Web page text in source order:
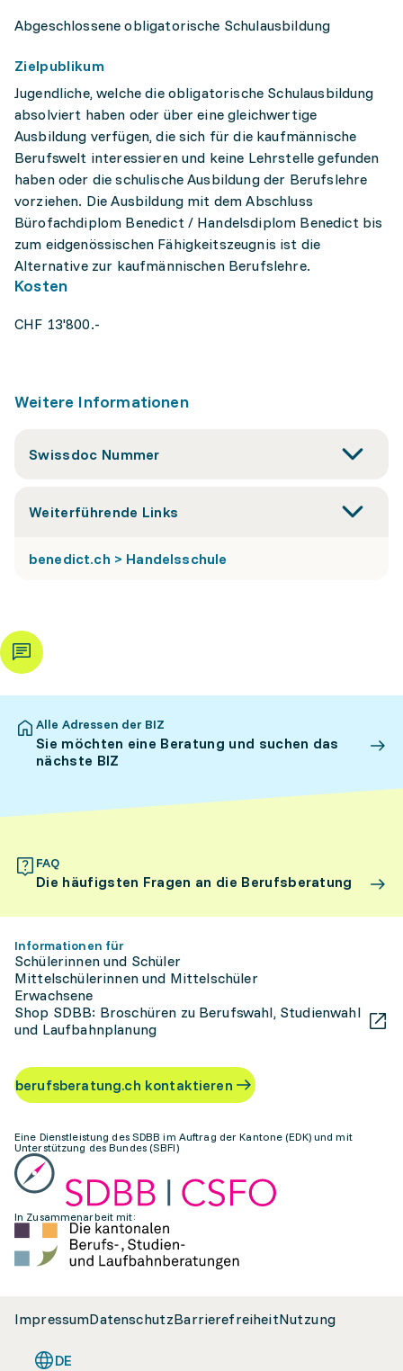
Abgeschlossene obligatorische Schulausbildung
Zielpublikum
Jugendliche, welche die obligatorische Schulausbildung
absolviert haben oder über eine gleichwertige
Ausbildung verfügen, die sich für die kaufmännische
Berufswelt interessieren und keine Lehrstelle gefunden
haben oder die schulische Ausbildung der Berufslehre
vorziehen. Die Ausbildung mit dem Abschluss
Bürofachdiplom Benedict / Handelsdiplom Benedict bis
zum eidgenössischen Fähigkeitszeugnis ist die
Alternative zur kaufmännischen Berufslehre.
Kosten
CHF 13'800.-
Weitere Informationen
Swissdoc Nummer
Weiterführende Links
benedict.ch > Handelsschule
Alle Adressen der BIZ
Sie möchten eine Beratung und suchen das
nächste BIZ
FAQ
Die häufigsten Fragen an die Berufsberatung
Informationen für
Schülerinnen und Schüler
Mittelschülerinnen und Mittelschüler
Erwachsene
Shop SDBB: Broschüren zu Berufswahl, Studienwahl
und Laufbahnplanung
berufsberatung.ch kontaktieren
Eine Dienstleistung des SDBB im Auftrag der Kantone (EDK) und mit
Unterstützung des Bundes (SBFI)
In Zusammenarbeit mit:
ImpressumDatenschutzBarrierefreiheitNutzung
DE